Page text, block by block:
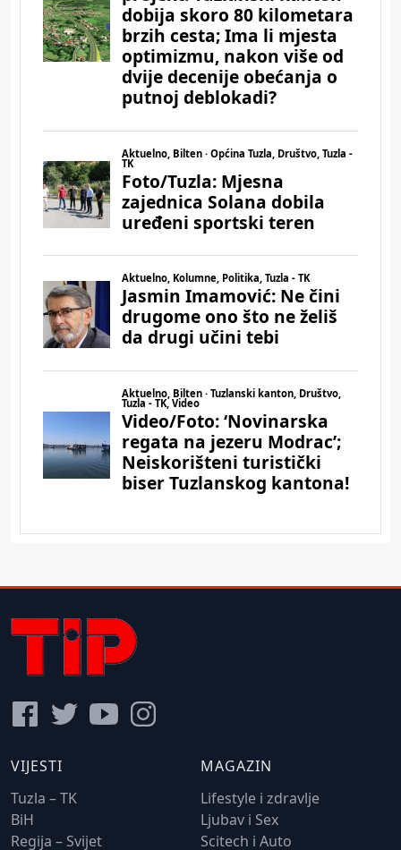
VIJESTI
Tuzla – TK
BiH
Regija – Svijet
MAGAZIN
Lifestyle i zdravlje
Ljubav i Sex
Scitech i Auto